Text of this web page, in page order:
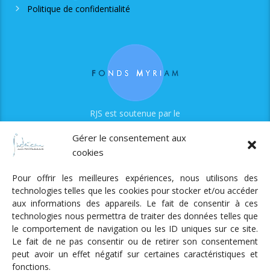
Gérer le consentement aux
cookies
Pour offrir les meilleures expériences, nous utilisons des
technologies telles que les cookies pour stocker et/ou accéder
aux informations des appareils. Le fait de consentir à ces
technologies nous permettra de traiter des données telles que
le comportement de navigation ou les ID uniques sur ce site.
Le fait de ne pas consentir ou de retirer son consentement
peut avoir un effet négatif sur certaines caractéristiques et
fonctions.
Politique de confidentialité
RJS est soutenue par le
Radio Judaica Strasbourg
Tous droits réservés
RADIO JUDAÏCA
ÉMISSIONS ET GRILLE DES PROGRAMMES
PODCASTS